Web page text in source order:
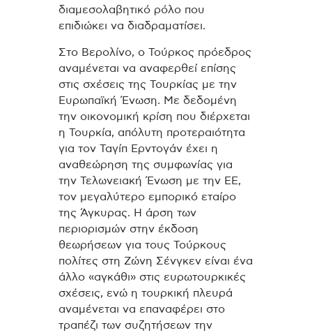
διαμεσολαβητικό ρόλο που
επιδιώκει να διαδραματίσει.
Στο Βερολίνο, ο Τούρκος πρόεδρος
αναμένεται να αναφερθεί επίσης
στις σχέσεις της Τουρκίας με την
Ευρωπαϊκή Ένωση. Με δεδομένη
την οικονομική κρίση που διέρχεται
η Τουρκία, απόλυτη προτεραιότητα
για τον Ταγίπ Ερντογάν έχει η
αναθεώρηση της συμφωνίας για
την Τελωνειακή Ένωση με την ΕΕ,
τον μεγαλύτερο εμπορικό εταίρο
της Άγκυρας. Η άρση των
περιορισμών στην έκδοση
θεωρήσεων για τους Τούρκους
πολίτες στη Ζώνη Σένγκεν είναι ένα
άλλο «αγκάθι» στις ευρωτουρκικές
σχέσεις, ενώ η τουρκική πλευρά
αναμένεται να επαναφέρει στο
τραπέζι των συζητήσεων την